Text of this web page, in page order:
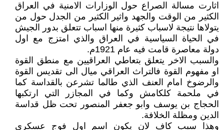
اثارت مسالة الصراع حول الوزارات الامنية في العراق
الكثير من الوقت والجهد واثير الكثير من الجدل حول من
يتولاها نتيجة لاسباب كثيرة منها اسباب تتعلق بدور الجيش
في الحياة السياسية في العراق والذي امتزج مع اول
دولة معاصرة قامت فيه عام 1921م.
والسبب الاخر يتعلق بتعاطي العراقيين مع منطق القوة
او مفهوم القوة فالتراث العراقي ميال الى تقديس القوة
والرضوخ امام العنف الذي طالما تشرعن بالقداسة كما
في ملحمة كلكامش وكما في المجازر التي ارتكبها
الحجاج بن يوسف وابو جعفر المنصور تحت ظل قداسة
الدين ومظلة الخلافة.
وهذا سبب كاف لان يكون اسم اول فوج عسكري